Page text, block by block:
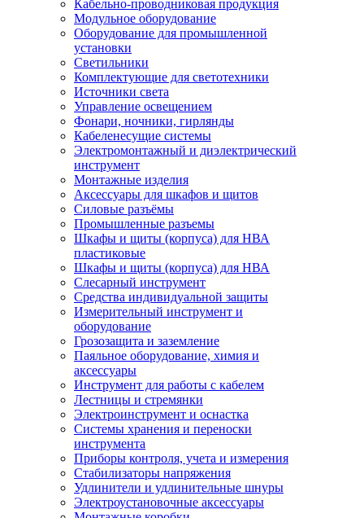
Кабельно-проводниковая продукция
Модульное оборудование
Оборудование для промышленной
установки
Светильники
Комплектующие для светотехники
Источники света
Управление освещением
Фонари, ночники, гирлянды
Кабеленесущие системы
Электромонтажный и диэлектрический
инструмент
Монтажные изделия
Аксессуары для шкафов и щитов
Силовые разъёмы
Промышленные разъемы
Шкафы и щиты (корпуса) для НВА
пластиковые
Шкафы и щиты (корпуса) для НВА
Слесарный инструмент
Средства индивидуальной защиты
Измерительный инструмент и
оборудование
Грозозащита и заземление
Паяльное оборудование, химия и
аксессуары
Инструмент для работы с кабелем
Лестницы и стремянки
Электроинструмент и оснастка
Системы хранения и переноски
инструмента
Приборы контроля, учета и измерения
Стабилизаторы напряжения
Удлинители и удлинительные шнуры
Электроустановочные аксессуары